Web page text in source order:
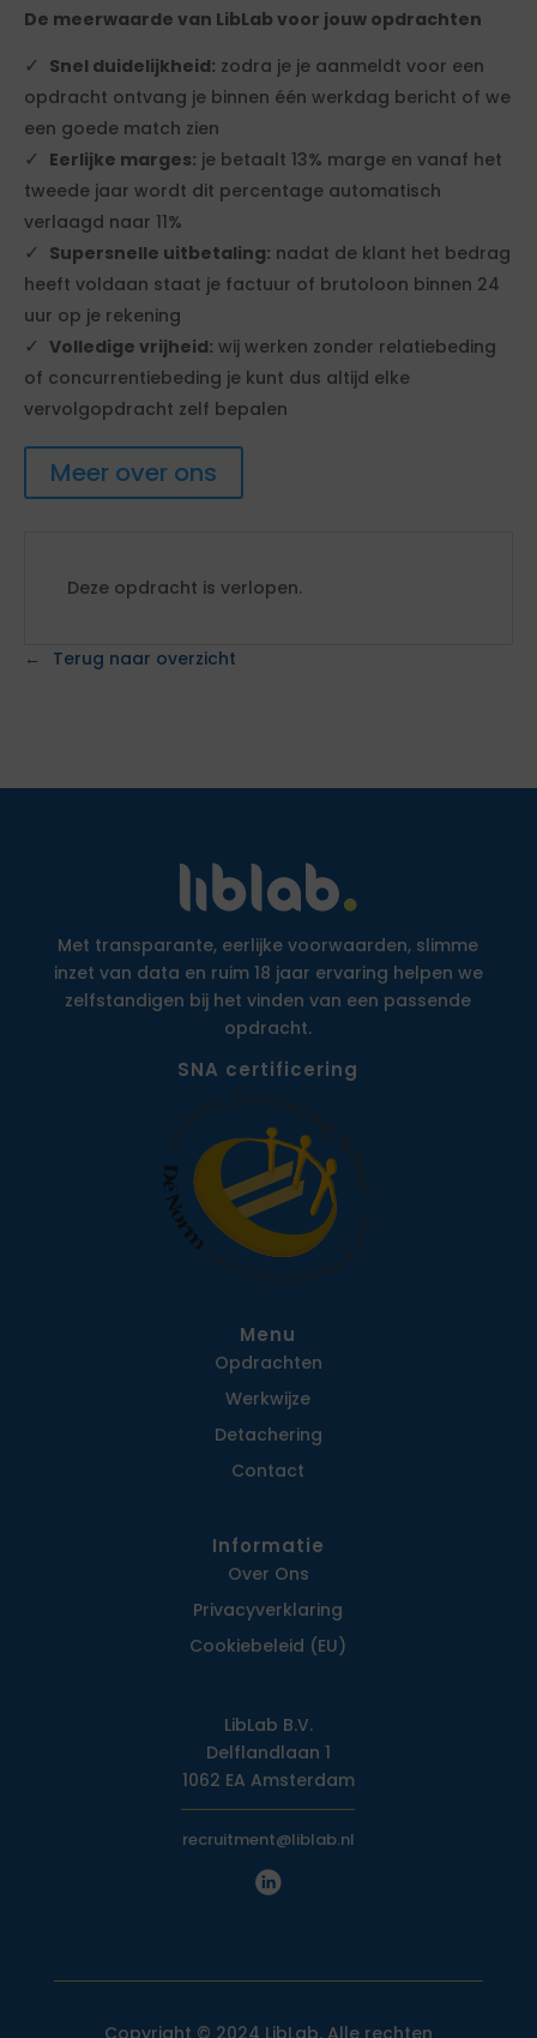
De meerwaarde van LibLab voor jouw opdrachten
Snel duidelijkheid: zodra je je aanmeldt voor een
opdracht ontvang je binnen één werkdag bericht of we
een goede match zien
Eerlijke marges: je betaalt 13% marge en vanaf het
tweede jaar wordt dit percentage automatisch
verlaagd naar 11%
Supersnelle uitbetaling: nadat de klant het bedrag
heeft voldaan staat je factuur of brutoloon binnen 24
uur op je rekening
Volledige vrijheid: wij werken zonder relatiebeding
of concurrentiebeding je kunt dus altijd elke
vervolgopdracht zelf bepalen
Meer over ons
Deze opdracht is verlopen.
Terug naar overzicht
Met transparante, eerlijke voorwaarden, slimme
inzet van data en ruim 18 jaar ervaring helpen we
zelfstandigen bij het vinden van een passende
opdracht.
SNA certificering
Menu
Opdrachten
Werkwijze
Detachering
Contact
Informatie
Over Ons
Privacy­verklaring
Cookiebeleid (EU)
LibLab B.V.
Delflandlaan 1
1062 EA Amsterdam
recruitment@liblab.nl